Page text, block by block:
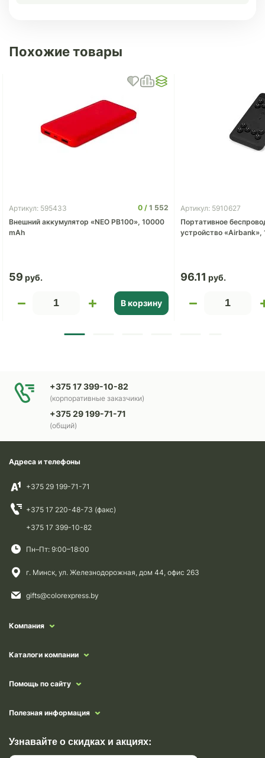
Похожие товары
Артикул: 595433 0
1 552
Внешний аккумулятор «NEO PB100», 10000
mAh
59
В корзину
Артикул: 5910627
Портативное
устройство «Airbank»,
96.11
+375 17 399-10-82
(корпоративные заказчики)
+375 29 199-71-71
(общий)
Адреса и телефоны
+375 29 199-71-71
+375 17 220-48-73 (факс)
+375 17 399-10-82
Пн–Пт: 9:00–18:00
г. Минск, ул. Железнодорожная, дом 44, офис 263
gifts@colorexpress.by
Компания
Каталоги компании
Помощь по сайту
Полезная информация
Узнавайте о скидках и акциях: